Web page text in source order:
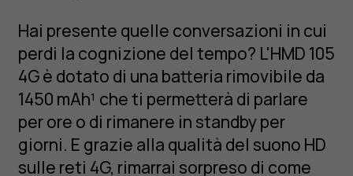
Hai presente quelle conversazioni in cui
perdi la cognizione del tempo? L'HMD 105
4G è dotato di una batteria rimovibile da
1450 mAh¹ che ti permetterà di parlare
per ore o di rimanere in standby per
giorni. E grazie alla qualità del suono HD
sulle reti 4G, rimarrai sorpreso di come